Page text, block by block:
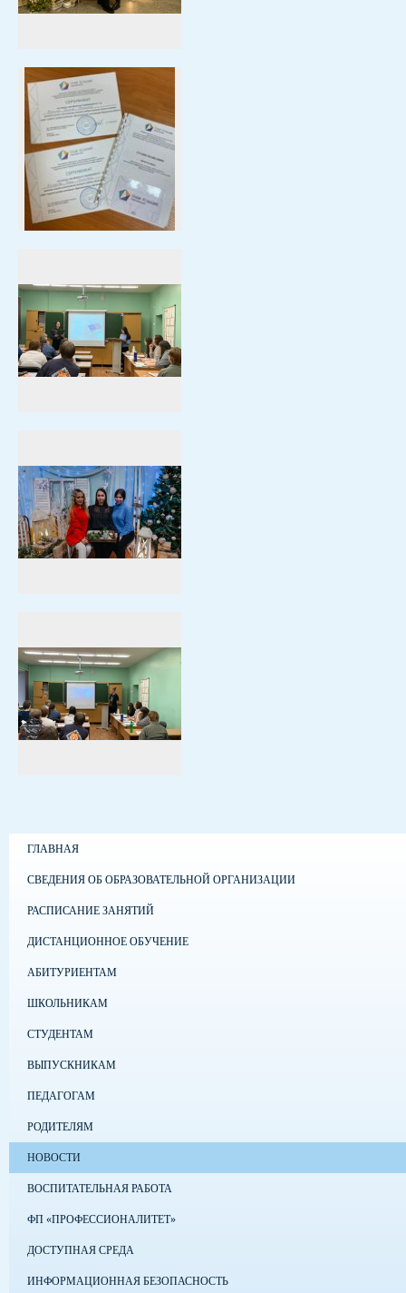
ГЛАВНАЯ
СВЕДЕНИЯ ОБ ОБРАЗОВАТЕЛЬНОЙ ОРГАНИЗАЦИИ
РАСПИСАНИЕ ЗАНЯТИЙ
ДИСТАНЦИОННОЕ ОБУЧЕНИЕ
АБИТУРИЕНТАМ
ШКОЛЬНИКАМ
СТУДЕНТАМ
ВЫПУСКНИКАМ
ПЕДАГОГАМ
РОДИТЕЛЯМ
НОВОСТИ
ВОСПИТАТЕЛЬНАЯ РАБОТА
ФП «ПРОФЕССИОНАЛИТЕТ»
ДОСТУПНАЯ СРЕДА
ИНФОРМАЦИОННАЯ БЕЗОПАСНОСТЬ